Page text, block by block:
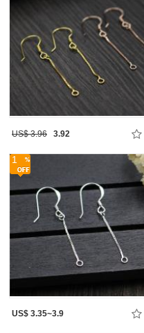
US$ 3.96 3.92
1
US$ 3.35~3.9